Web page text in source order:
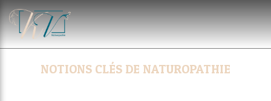
NOTIONS CLÉS DE NATUROPATHIE